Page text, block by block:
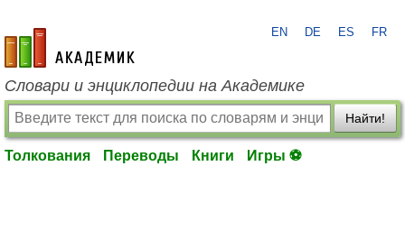
academic.ru
EN DE ES FR
Словари и энциклопедии на Академике
Найти!
Толкования Переводы Книги Игры ⚽